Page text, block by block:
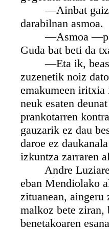
—Ainbat
darabilnan asmoa.
—Asmoa
Guda bat beti da
—Eta ik,
zuzenetik noiz
emakumeen iritxia
neuk esaten
prankotarren
gauzarik ez dau
daroe ez
izkuntza zarraren
Andre Luziaren
eban Mendiolako
zituanean, aingeru
malkoz bete ziran,
benetakoaren